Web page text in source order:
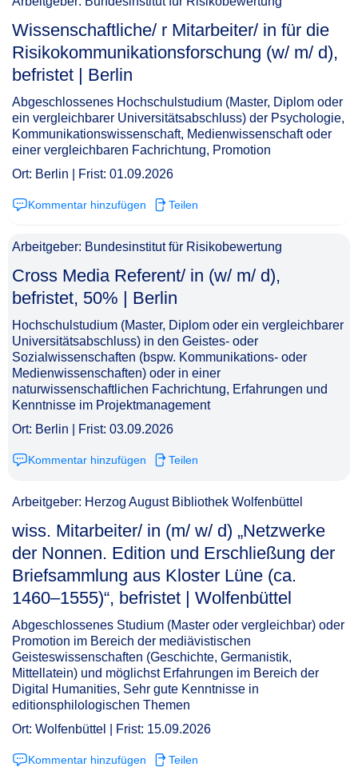
Wissenschaftliche/ r Mitarbeiter/ in für die
Risikokommunikationsforschung (w/ m/ d),
befristet | Berlin​‌‌‌‌​‌​‌‌‌‌‌​‌​‌​‌
Abgeschlossenes Hochschulstudium (Master, Diplom oder
ein vergleichbarer Universitätsabschluss) der Psychologie,
Kommunikationswissenschaft, Medienwissenschaft oder
einer vergleichbaren Fachrichtung, Promotion
Ort: Berlin | Frist: 01.09.2026
Kommentar hinzufügen Teilen
Arbeitgeber: Bundesinstitut für Risikobewertung
Cross Media Referent/ in (w/ m/ d),
befristet, 50% | Berlin​‌‌‌‌​‌​‌‌‌‌‌​‌​‌​​
Hochschulstudium (Master, Diplom oder ein vergleichbarer
Universitätsabschluss) in den Geistes- oder
Sozialwissenschaften (bspw. Kommunikations- oder
Medienwissenschaften) oder in einer
naturwissenschaftlichen Fachrichtung, Erfahrungen und
Kenntnisse im Projektmanagement
Ort: Berlin | Frist: 03.09.2026
Kommentar hinzufügen Teilen
Arbeitgeber: Herzog August Bibliothek Wolfenbüttel
wiss. Mitarbeiter/ in (m/ w/ d) „Netzwerke
der Nonnen. Edition und Erschließung der
Briefsammlung aus Kloster Lüne (ca.
1460–1555)“, befristet | Wolfenbüttel​‌‌‌‌​‌​‌‌‌‌‌​‌​​‌‌
Abgeschlossenes Studium (Master oder vergleichbar) oder
Promotion im Bereich der mediävistischen
Geisteswissenschaften (Geschichte, Germanistik,
Mittellatein) und möglichst Erfahrungen im Bereich der
Digital Humanities, Sehr gute Kenntnisse in
editionsphilologischen Themen
Ort: Wolfenbüttel | Frist: 15.09.2026
Kommentar hinzufügen Teilen